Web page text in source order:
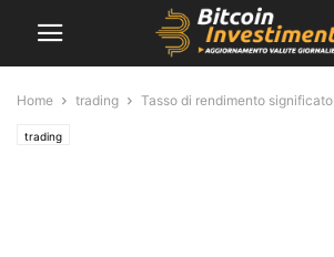
Home trading Tasso di rendimento significato
trading